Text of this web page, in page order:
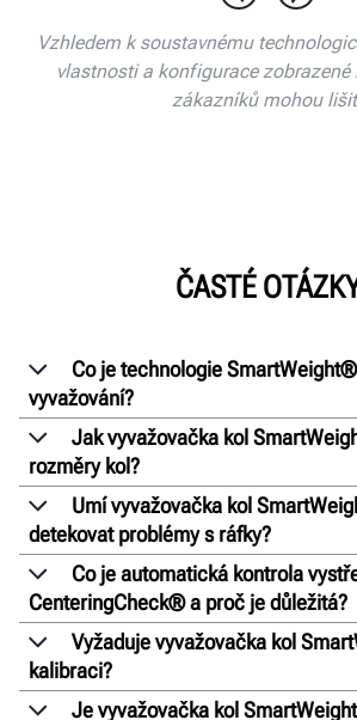
Vzhledem k soustavnému
vlastnosti a konfigurace
zákazníků mohou
ČASTÉ
Co je technologie
vyvažování?
Jak vyvažovačka kol
rozměry kol?
Umí vyvažovačka kol
detekovat problémy s ráfky?
Co je automatická kontrola
CenteringCheck® a proč je důležitá?
Vyžaduje vyvažovačka kol
kalibraci?
Je vyvažovačka kol